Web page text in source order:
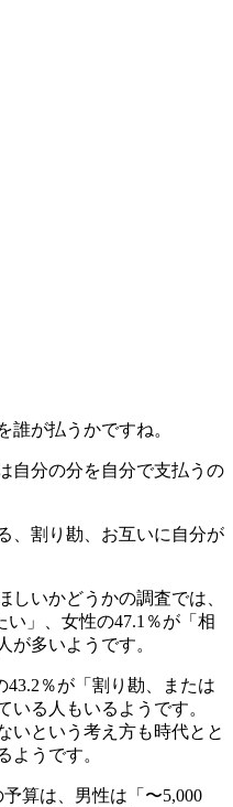
誰が払うかですね。
自分の分を自分で支払うの
、割り勘、お互いに自分が
しいかどうかの調査では、
い」、女性の47.1％が「相
が多いようです。
％が「割り勘、または
いる人もいるようです。
いという考え方も時代とと
ようです。
算は、男性は「〜5,000